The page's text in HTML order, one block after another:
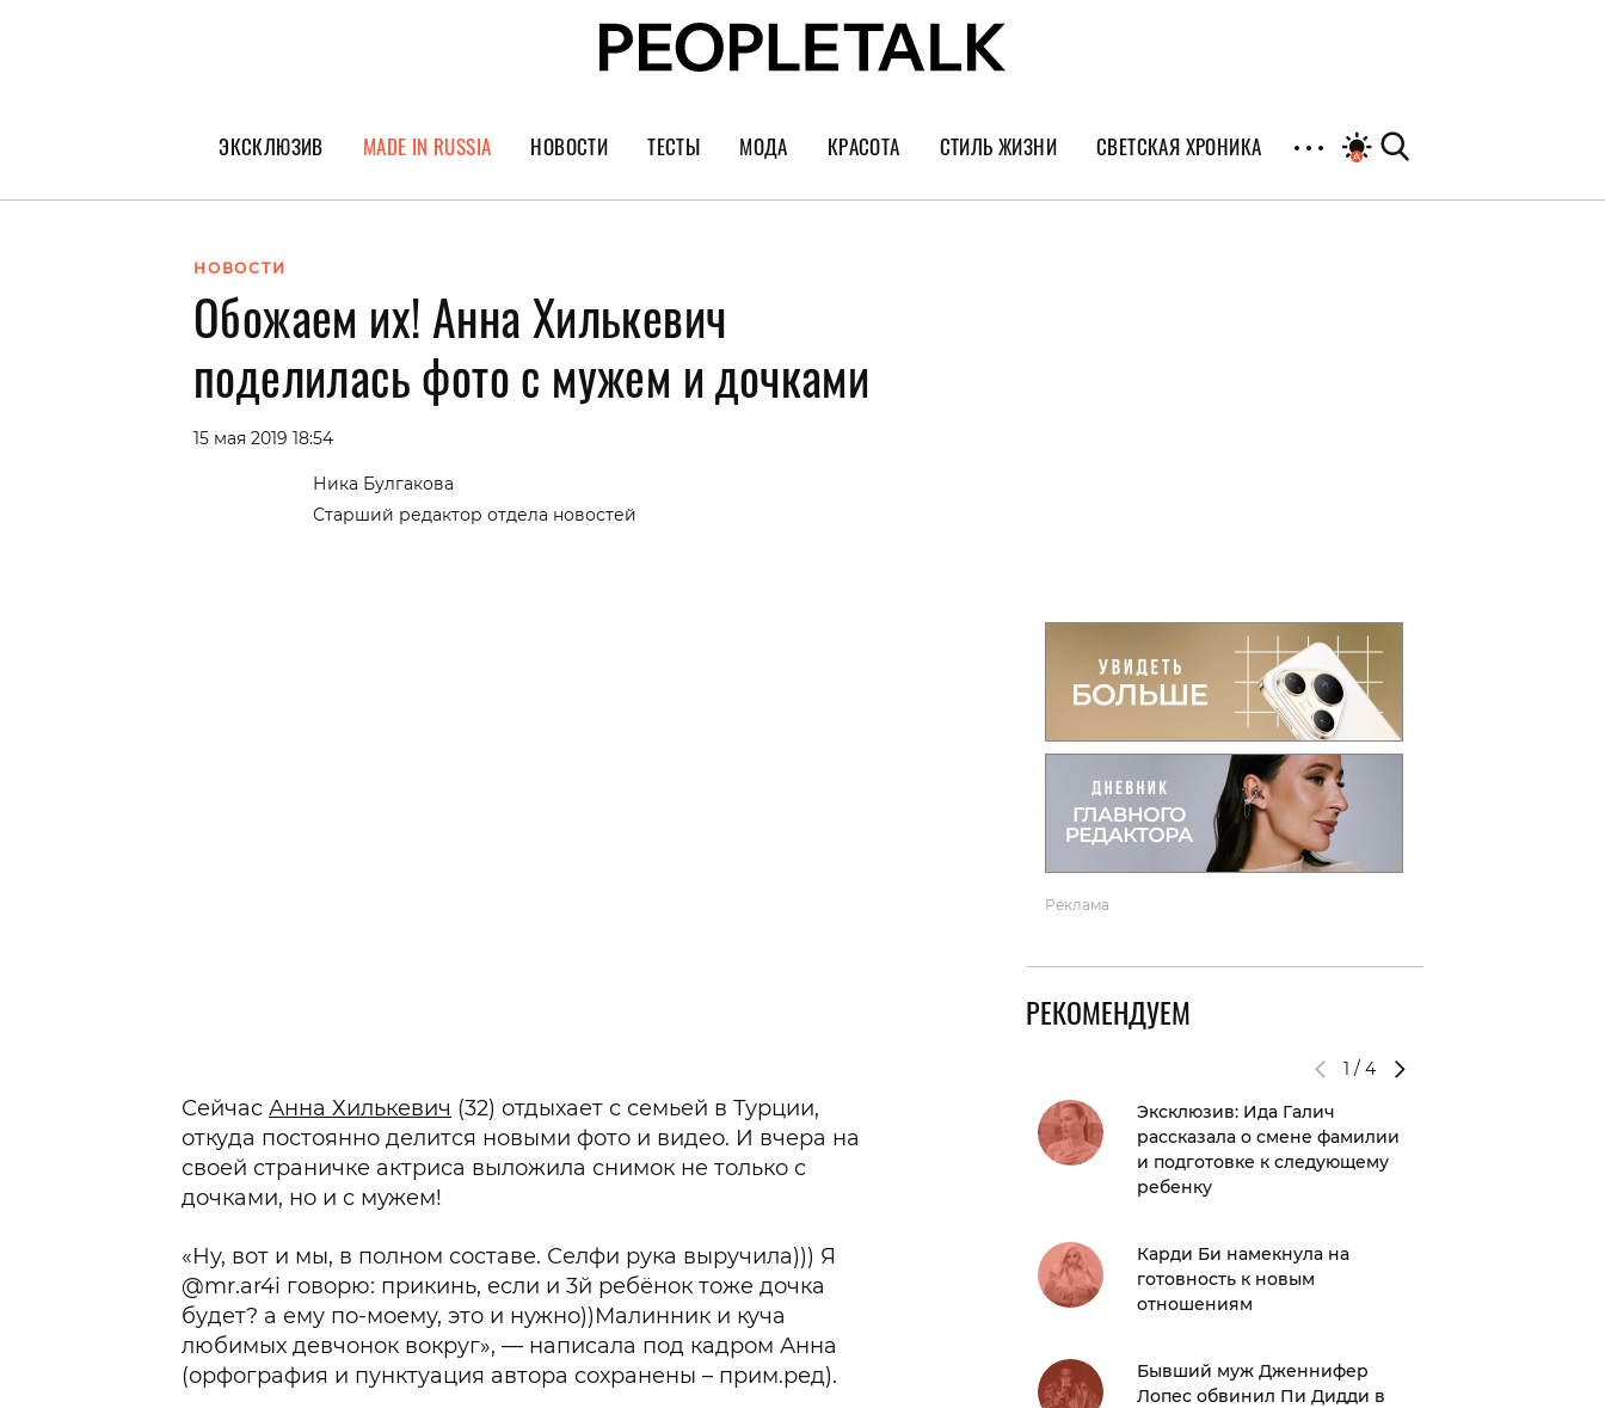
ЭКСКЛЮЗИВ
ГЕРОИ PEOPLETALK
ИНТЕРВЬЮ
ПОКОЛЕНИЕ
MADE IN RUSSIA НОВОСТИ ТЕСТЫ МОДА
Тренды
КРАСОТА
Уход за лицом
Спорт
СТИЛЬ ЖИЗНИ
Культура
СВЕТСКАЯ ХРОНИКА
НОВОСТИ
Обожаем их! Анна Хилькевич
поделилась фото с мужем и дочками
15 мая 2019 18:54
Ника Булгакова
Старший редактор отдела новостей
Сейчас Анна Хилькевич (32) отдыхает с семьей в Турции,
откуда постоянно делится новыми фото и видео. И вчера на
своей страничке актриса выложила снимок не только с
дочками, но и с мужем!
«Ну, вот и мы, в полном составе. Селфи рука выручила))) Я
@mr.ar4i говорю: прикинь, если и 3й ребёнок тоже дочка
будет? а ему по-моему, это и нужно))Малинник и куча
любимых девчонок вокруг», — написала под кадром Анна
(орфография и пунктуация автора сохранены – прим.ред).
Реклама
РЕКОМЕНДУЕМ
1 /4
Эксклюзив: Ида Галич
рассказала о смене фамилии
и подготовке к следующему
ребенку
Карди Би намекнула на
готовность к новым
отношениям
Бывший муж Дженнифер
Лопес обвинил Пи Дидди в